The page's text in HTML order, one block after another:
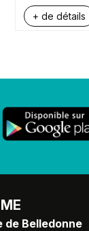
+ de détails
de Belledonne